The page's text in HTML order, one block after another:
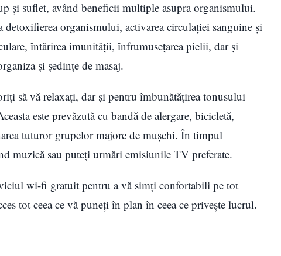
și suflet, având beneficii multiple asupra organismului.
organismului, activarea circulației sanguine și
întărirea imunității, înfrumusețarea pielii, dar și
și ședințe de masaj.
să vă relaxați, dar și pentru îmbunătățirea tonusului
este prevăzută cu bandă de alergare, bicicletă,
tuturor grupelor majore de mușchi. În timpul
muzică sau puteți urmări emisiunile TV preferate.
wi-fi gratuit pentru a vă simți confortabili pe tot
tot ceea ce vă puneți în plan în ceea ce privește lucrul.